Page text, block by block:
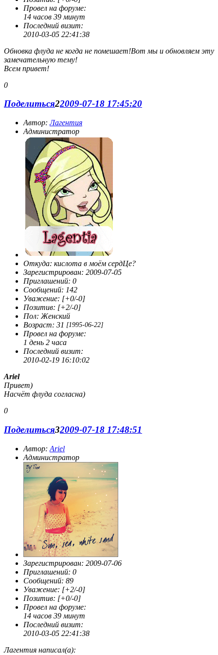
скорее от нечего делать. Вот собственно говоря и всё.
Провел на форуме:
14 часов 39 минут
Последний визит:
2010-03-05 22:41:38
Обновка флуда не когда не помешает!Вот мы и обновляем эту
замечательную тему!
Всем привет!
0
Поделиться22009-07-18 17:45:20
Автор:Лагентия
Администратор
Откуда: кислота в моём сердЦе?
Зарегистрирован: 2009-07-05
Приглашений: 0
Сообщений: 142
Уважение: [+0/-0]
Позитив: [+2/-0]
Пол: Женский
Возраст: 31 [1995-06-22]
Провел на форуме:
1 день 2 часа
Последний визит:
2010-02-19 16:10:02
Ariel
Привет)
Насчёт флуда согласна)
0
Поделиться32009-07-18 17:48:51
Автор: Ariel
Администратор
Зарегистрирован: 2009-07-06
Приглашений: 0
Сообщений: 89
Уважение: [+2/-0]
Позитив: [+0/-0]
Провел на форуме:
14 часов 39 минут
Последний визит:
2010-03-05 22:41:38
Лагентия написал(а):